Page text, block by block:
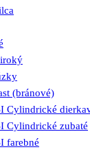
(bránové)
Cylindrické
Cylindrické zubaté
farebné